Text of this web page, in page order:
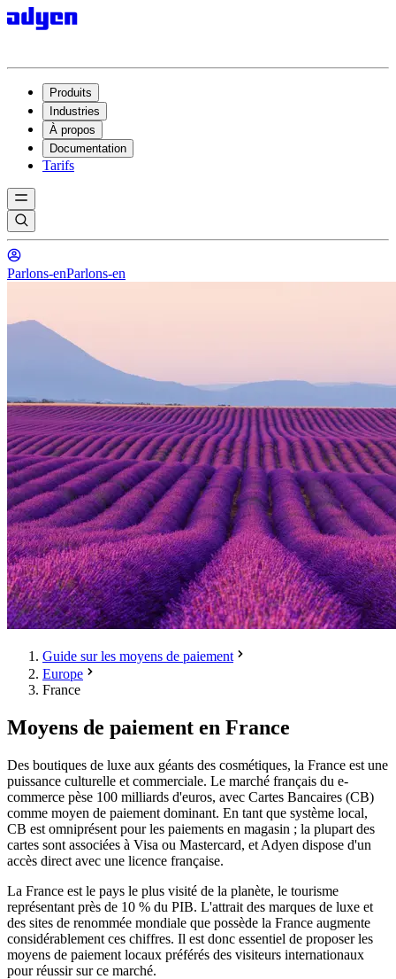
Produits
Industries
À propos
Documentation
Tarifs
Parlons-enParlons-en
Guide sur les moyens de paiement
Europe
France
Moyens de paiement en France
Des boutiques de luxe aux géants des cosmétiques, la France est une
puissance culturelle et commerciale. Le marché français du e-
commerce pèse 100 milliards d'euros, avec Cartes Bancaires (CB)
comme moyen de paiement dominant. En tant que système local,
CB est omniprésent pour les paiements en magasin ; la plupart des
cartes sont associées à Visa ou Mastercard, et Adyen dispose d'un
accès direct avec une licence française.
La France est le pays le plus visité de la planète, le tourisme
représentant près de 10 % du PIB. L'attrait des marques de luxe et
des sites de renommée mondiale que possède la France augmente
considérablement ces chiffres. Il est donc essentiel de proposer les
moyens de paiement locaux préférés des visiteurs internationaux
pour réussir sur ce marché.